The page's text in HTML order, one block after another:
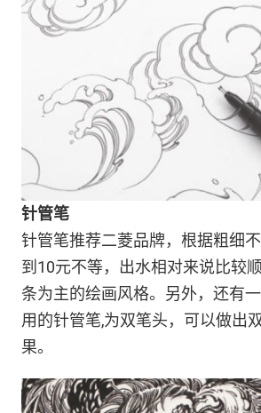
针管笔
针管笔推荐二菱品牌，根据粗细
到10元不等，出水相对来说比较
条为主的绘画风格。另外，还有
用的针管笔,为双笔头，可以做出
果。